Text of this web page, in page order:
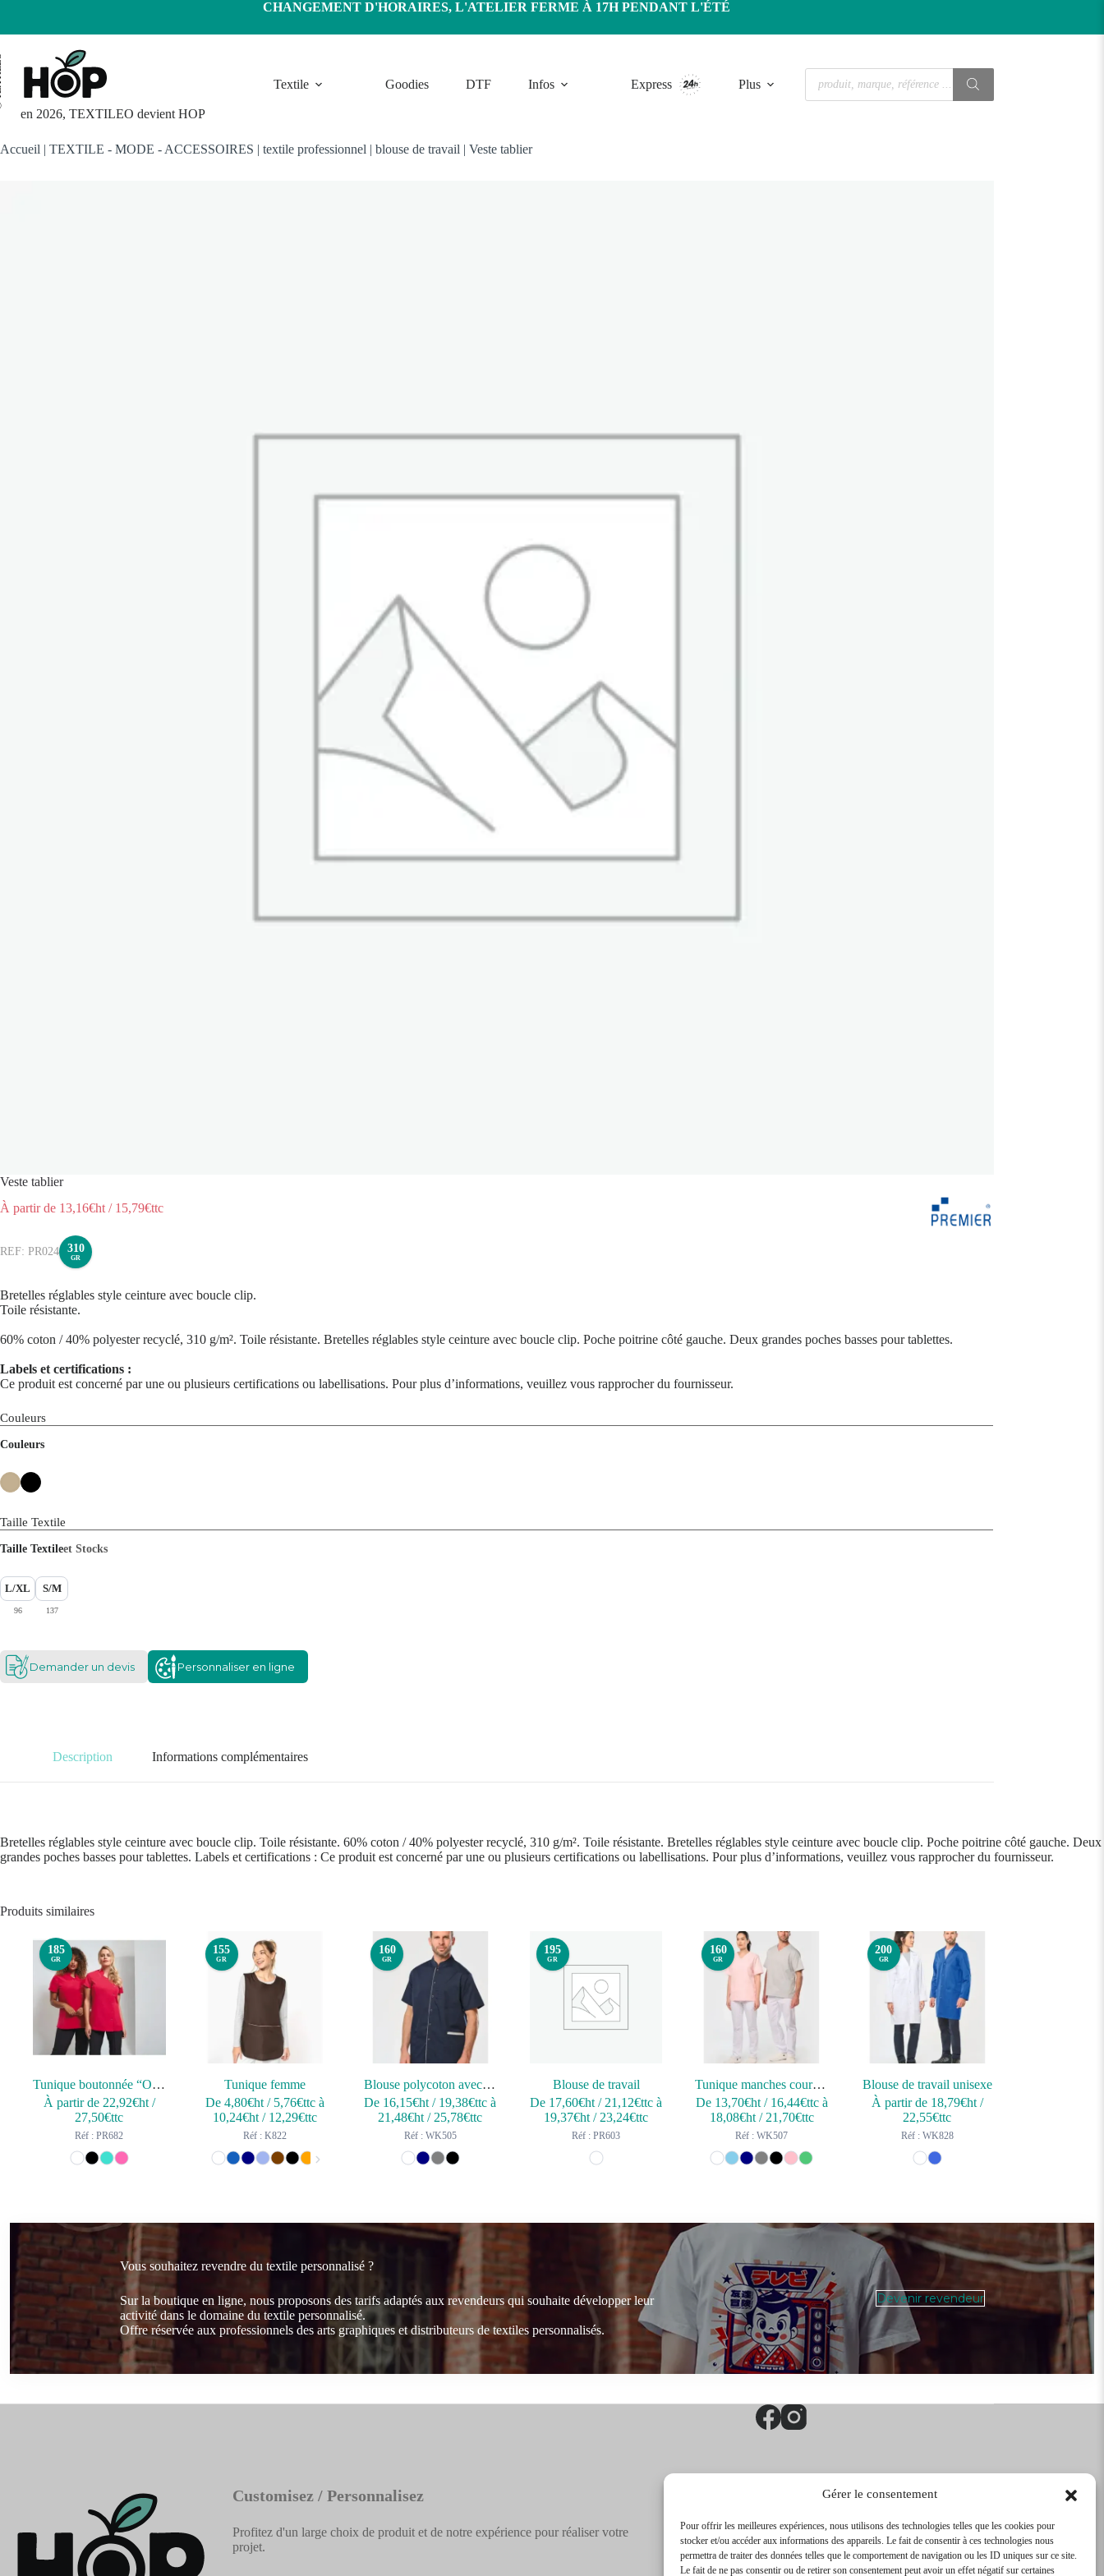
Gérer le consentement
Pour offrir les meilleures expériences, nous utilisons des technologies telles que les cookies pour
stocker et/ou accéder aux informations des appareils. Le fait de consentir à ces technologies nous
permettra de traiter des données telles que le comportement de navigation ou les ID uniques sur ce site.
Le fait de ne pas consentir ou de retirer son consentement peut avoir un effet négatif sur certaines
contenu
CHANGEMENT D'HORAIRES, L'ATELIER FERME À 17H PENDANT L'ÉTÉ
en 2026, TEXTILEO devient HOP
Textile Goodies DTF Infos Express Plus
Recherche
produits
Accueil | TEXTILE - MODE - ACCESSOIRES | textile professionnel | blouse de travail | Veste tablier
Veste tablier
À partir de 13,16€ht / 15,79€ttc
PR024 310
GR
Bretelles réglables style ceinture avec boucle clip.
Toile résistante.
60% coton / 40% polyester recyclé, 310 g/m². Toile résistante. Bretelles réglables style ceinture avec boucle clip. Poche poitrine côté gauche. Deux grandes poches basses pour tablettes.
Labels et certifications :
Ce produit est concerné par une ou plusieurs certifications ou labellisations. Pour plus d’informations, veuillez vous rapprocher du fournisseur.
Couleurs
Couleurs
Taille Textile
Taille Textileet Stocks
L/XL
96
S/M
137
Demander un devis Personnaliser en ligne
Description Informations complémentaires
Bretelles réglables style ceinture avec boucle clip. Toile résistante. 60% coton / 40% polyester recyclé, 310 g/m². Toile résistante. Bretelles réglables style ceinture avec boucle clip. Poche poitrine côté gauche. Deux
grandes poches basses pour tablettes. Labels et certifications : Ce produit est concerné par une ou plusieurs certifications ou labellisations. Pour plus d’informations, veuillez vous rapprocher du fournisseur.
Produits similaires
185
GR
Tunique boutonnée “Orchid”
À partir de 22,92€ht/
27,50€ttc
Réf : PR682
155
GR
Tunique femme
De 4,80€ht/ 5,76€ttcà
10,24€ht/ 12,29€ttc
Réf : K822
160
GR
Blouse polycoton avec boutons-pression homme
De 16,15€ht / 19,38€ttc à
21,48€ht / 25,78€ttc
Réf : WK505
195
GR
Blouse de travail
De 17,60€ht / 21,12€ttc à
19,37€ht / 23,24€ttc
Réf : PR603
160
GR
Tunique manches courtes polycoton unisexe
De 13,70€ht/ 16,44€ttcà
18,08€ht/ 21,70€ttc
Réf : WK507
200
GR
Blouse de travail unisexe
À partir de 18,79€ht/
22,55€ttc
Réf : WK828
Vous souhaitez revendre du textile personnalisé ?
Sur la boutique en ligne, nous proposons des tarifs adaptés aux revendeurs qui souhaite développer leur
activité dans le domaine du textile personnalisé.
Offre réservée aux professionnels des arts graphiques et distributeurs de textiles personnalisés.
Devenir revendeur
Customisez / Personnalisez
Profitez d'un large choix de produit et de notre expérience pour réaliser votre
projet.